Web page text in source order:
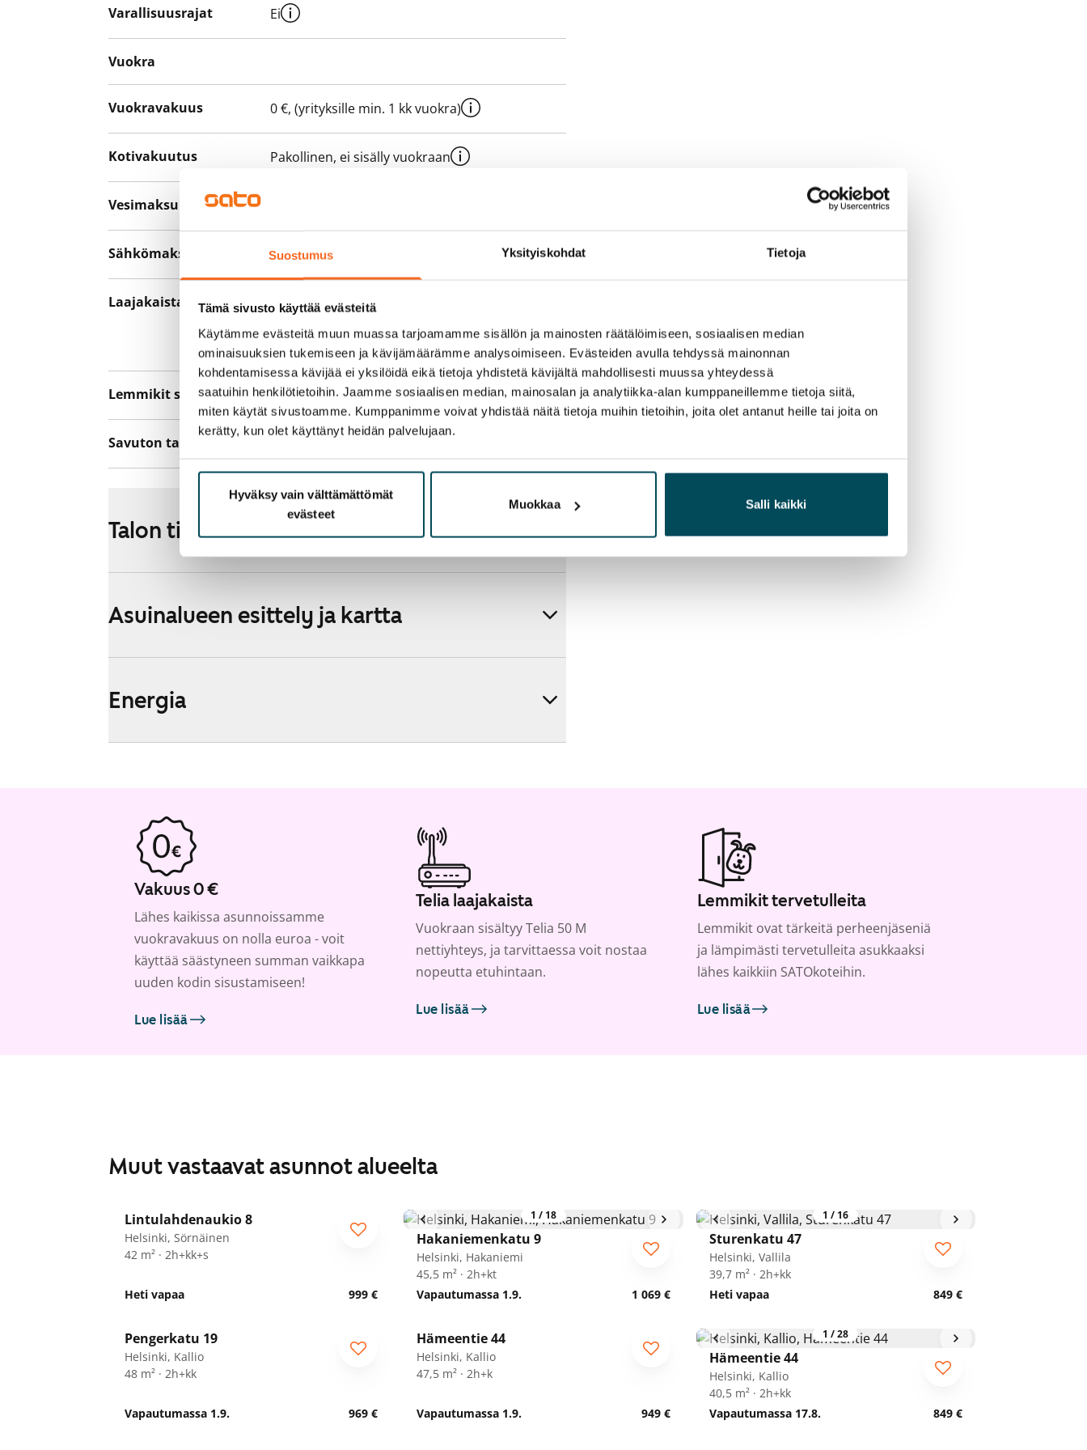
Suostumus Yksityiskohdat Tietoja
Tämä sivusto käyttää evästeitä
Käytämme evästeitä muun muassa tarjoamamme sisällön ja mainosten räätälöimiseen, sosiaalisen median
ominaisuuksien tukemiseen ja kävijämäärämme analysoimiseen. Evästeiden avulla tehdyssä mainonnan
kohdentamisessa kävijää ei yksilöidä eikä tietoja yhdistetä kävijältä mahdollisesti muussa yhteydessä
saatuihin henkilötietoihin. Jaamme sosiaalisen median, mainosalan ja analytiikka-alan kumppaneillemme tietoja siitä,
miten käytät sivustoamme. Kumppanimme voivat yhdistää näitä tietoja muihin tietoihin, joita olet antanut heille tai joita on
kerätty, kun olet käyttänyt heidän palvelujaan.
Hyväksy vain välttämättömät
evästeet
Muokkaa Salli kaikki
Varallisuusrajat Ei
Vuokra
Vuokravakuus 0 €, (yrityksille min. 1 kk vuokra)
Kotivakuutus Pakollinen, ei sisälly vuokraan
Vesimaksu
Sähkömaksu Vuokralainen solmii itse sähkösopimuksen.
Laajakaista
Vuokraan sisältyy 50 M laajakaistaliittymä. Voit
hankkia lisänopeutta etuhintaan ottamalla
yhteyttä operaattoriin Telia.
Lemmikit sallittu Kyllä
Savuton talo
Talon tiedot
Asuinalueen esittely ja kartta
Energia
Vakuus 0 €
Lähes kaikissa asunnoissamme
vuokravakuus on nolla euroa - voit
käyttää säästyneen summan vaikkapa
uuden kodin sisustamiseen!
Lue lisää
Telia laajakaista
Vuokraan sisältyy Telia 50 M
nettiyhteys, ja tarvittaessa voit nostaa
nopeutta etuhintaan.
Lue lisää
Lemmikit tervetulleita
Lemmikit ovat tärkeitä perheenjäseniä
ja lämpimästi tervetulleita asukkaaksi
lähes kaikkiin SATOkoteihin.
Lue lisää
Muut vastaavat asunnot alueelta
Lintulahdenaukio 8
Helsinki, Sörnäinen
42 m² · 2h+kk+s
Heti vapaa 999 €
1 / 18
Hakaniemenkatu 9
Helsinki, Hakaniemi
45,5 m² · 2h+kt
Vapautumassa 1.9.
1 069 €
1 / 16
Sturenkatu 47
Helsinki, Vallila
39,7 m² · 2h+kk
Heti vapaa
849 €
Pengerkatu 19
Helsinki, Kallio
48 m² · 2h+kk
Vapautumassa 1.9. 969 €
Hämeentie 44
Helsinki, Kallio
47,5 m² · 2h+k
Vapautumassa 1.9. 949 €
1 /28
Hämeentie 44
Helsinki, Kallio
40,5 m² · 2h+kk
Vapautumassa 17.8.
849 €